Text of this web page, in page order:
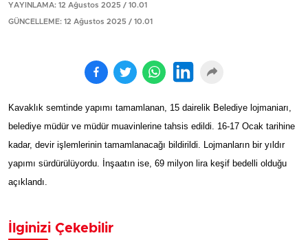
YAYINLAMA: 12 Ağustos 2025 / 10.01
GÜNCELLEME: 12 Ağustos 2025 / 10.01
Kavaklık semtinde yapımı tamamlanan, 15 dairelik Belediye lojmaniarı,
belediye müdür ve müdür muavinlerine tahsis edildi. 16-17 Ocak tarihine
kadar, devir iş lemlerinin tamamlanacağı bildirildi. Lojmanların bir yı ldır
yapımı sürdürü üyordu. İnşaatın ise, 69 milyon lira keşif bedelli olduğu
açı klandı
İlginizi Çekebilir